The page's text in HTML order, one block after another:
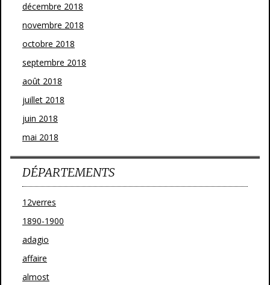
décembre 2018
novembre 2018
octobre 2018
septembre 2018
août 2018
juillet 2018
juin 2018
mai 2018
DÉPARTEMENTS
12verres
1890-1900
adagio
affaire
almost